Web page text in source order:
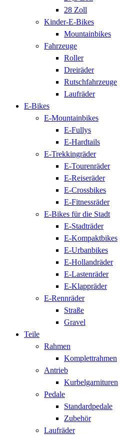
28 Zoll
Kinder-E-Bikes
Mountainbikes
Fahrzeuge
Roller
Dreiräder
Rutschfahrzeuge
Laufräder
E-Bikes
E-Mountainbikes
E-Fullys
E-Hardtails
E-Trekkingräder
E-Tourenräder
E-Reiseräder
E-Crossbikes
E-Fitnessräder
E-Bikes für die Stadt
E-Stadträder
E-Kompaktbikes
E-Urbanbikes
E-Hollandräder
E-Lastenräder
E-Klappräder
E-Rennräder
Straße
Gravel
Teile
Rahmen
Komplettrahmen
Antrieb
Kurbelgarnituren
Pedale
Standardpedale
Zubehör
Laufräder